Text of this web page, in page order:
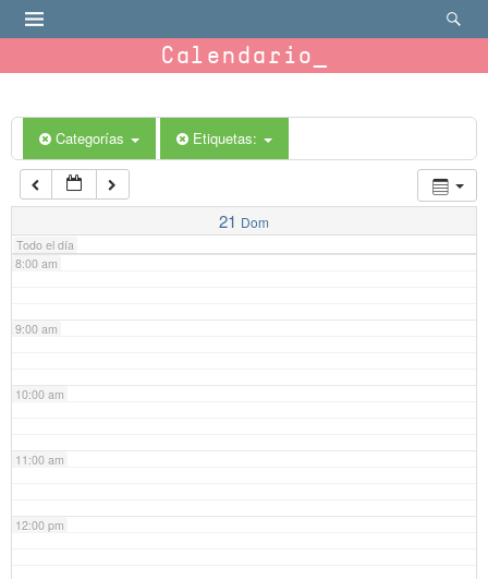
Calendario
Categorías Etiquetas:
21 Dom
Todo el día
6:00 am
7:00 am
8:00 am
9:00 am
10:00 am
11:00 am
12:00 pm